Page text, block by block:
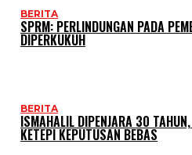
BERITA
SPRM: PERLINDUNGAN PADA
DIPERKUKUH
BERITA
ISMAHALIL DIPENJARA 30
KETEPI KEPUTUSAN BEBAS